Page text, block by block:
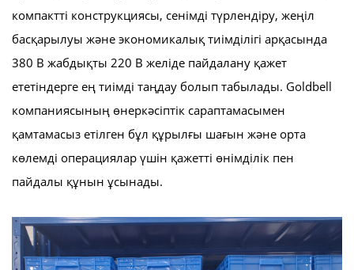
компактті конструкциясы, сенімді түрлендіру, жеңіл
басқарылуы және экономикалық тиімділігі арқасында
380 В жабдықты 220 В желіде пайдалану қажет
ететіндерге ең тиімді таңдау болып табылады. Goldbell
компаниясының өнеркәсіптік сараптамасымен
қамтамасыз етілген бұл құрылғы шағын және орта
көлемді операциялар үшін қажетті өнімділік пен
пайдалы құнын ұсынады.